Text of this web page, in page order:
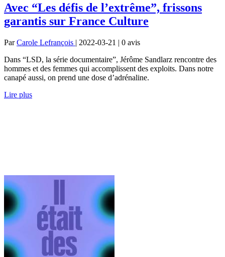
Avec “Les défis de l’extrême”, frissons
garantis sur France Culture
ParCarole Lefrançois | 2022-03-21 | 0 avis
Dans “LSD, la série documentaire”, Jérôme Sandlarz rencontre des
hommes et des femmes qui accomplissent des exploits. Dans notre
canapé aussi, on prend une dose d’adrénaline.
Lire plus